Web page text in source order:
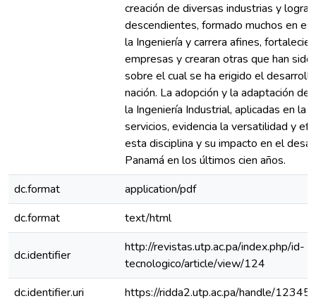
creación de diversas industrias y
descendientes, formado muchos en
la Ingeniería y carrera afines,
empresas y crearan otras que han
sobre el cual se ha erigido el
nación. La adopción y la adaptación de
la Ingeniería Industrial, aplicadas en la
servicios, evidencia la versatilidad y
esta disciplina y su impacto en el
Panamá en los últimos cien años.
dc.format
application/pdf
dc.format
text/html
dc.identifier
http://revistas.utp.ac.pa/index.php/id-
tecnologico/article/view/124
dc.identifier.uri
https://ridda2.utp.ac.pa/handle/